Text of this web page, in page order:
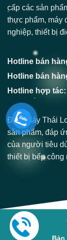
cấp các sản
thực phẩm, máy
nghiệp, thiết bị
Hotline bán
Hotline bán
Hotline hợp tác:
Điện Máy Thái
sản phẩm, đáp
của người tiêu
thiết bị bếp công
Bản